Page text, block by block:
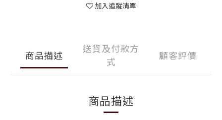
加入追蹤清單
商品描述
送貨及付款方
式
顧客評價
商品描述